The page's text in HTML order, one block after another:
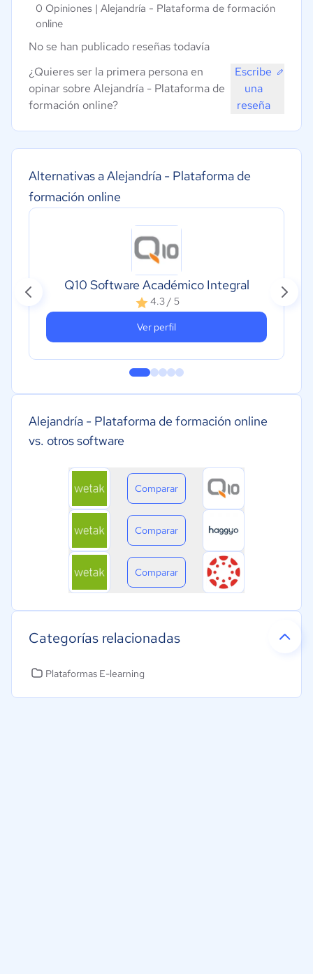
Alternativas a Alejandría - Plataforma de
formación online
Q10 Software Académico Integral
4.3 / 5
Ver perfil
Alejandría - Plataforma de formación online
vs. otros software
Comparar
Comparar
Comparar
Categorías relacionadas
Plataformas E-learning
0 Opiniones | Alejandría - Plataforma de formación
online
No se han publicado reseñas todavía
¿Quieres ser la primera persona en
opinar sobre Alejandría - Plataforma de
formación online?
Escribe
una
reseña